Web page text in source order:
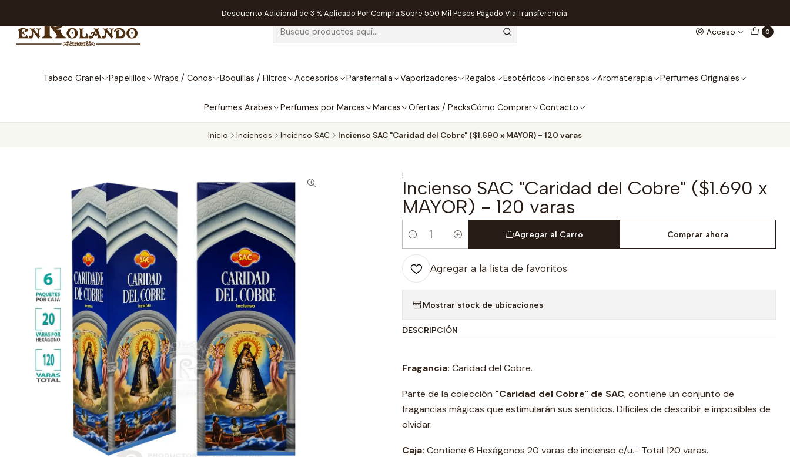
Acceso 0
Tabaco Granel Papelillos Wraps / Conos Boquillas / Filtros Accesorios Parafernalia Vaporizadores Regalos Esotéricos Inciensos Aromaterapia Perfumes Originales
Perfumes Arabes Perfumes por Marcas Marcas Ofertas / PacksCómo Comprar Contacto
Descuento Adicional de 3 % Aplicado Por Compra Sobre 500 Mil Pesos Pagado Via Transferencia.
Inicio Inciensos Incienso SAC Incienso SAC "Caridad del Cobre" ($1.690 x MAYOR) - 120 varas
|
Incienso SAC "Caridad del Cobre" ($1.690 x
MAYOR) - 120 varas
Cantidad
Agregar al Carro Comprar ahora
Agregar a la lista de favoritos
Mostrar stock de ubicaciones
DESCRIPCIÓN
Fragancia: Caridad del Cobre.
Parte de la colección "Caridad del Cobre" de SAC, contiene un conjunto de
fragancias mágicas que estimularán sus sentidos. Difíciles de describir e imposibles de
olvidar.
Caja: Contiene 6 Hexágonos 20 varas de incienso c/u.- Total 120 varas.